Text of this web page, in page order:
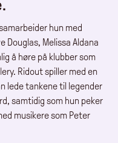
hun med
Douglas, Melissa Aldana
å høre på klubber som
Ridout spiller med en
lede tankene til legender
samtidig som hun peker
musikere som Peter